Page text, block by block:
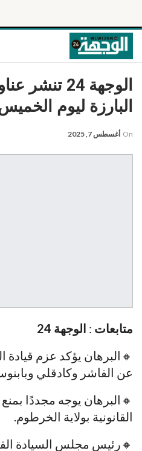
الوجهة 24
البارزة ليوم
On أغسطس 7, 2025
متابعات : الوجهة 24
🔸البرهان يؤكد عزم قيادة
عن الفاشر وكادقلي
🔸البرهان يوجه مجددًا
القانونية بولاية الخرطوم.
🔸رئيس مجلس السيادة